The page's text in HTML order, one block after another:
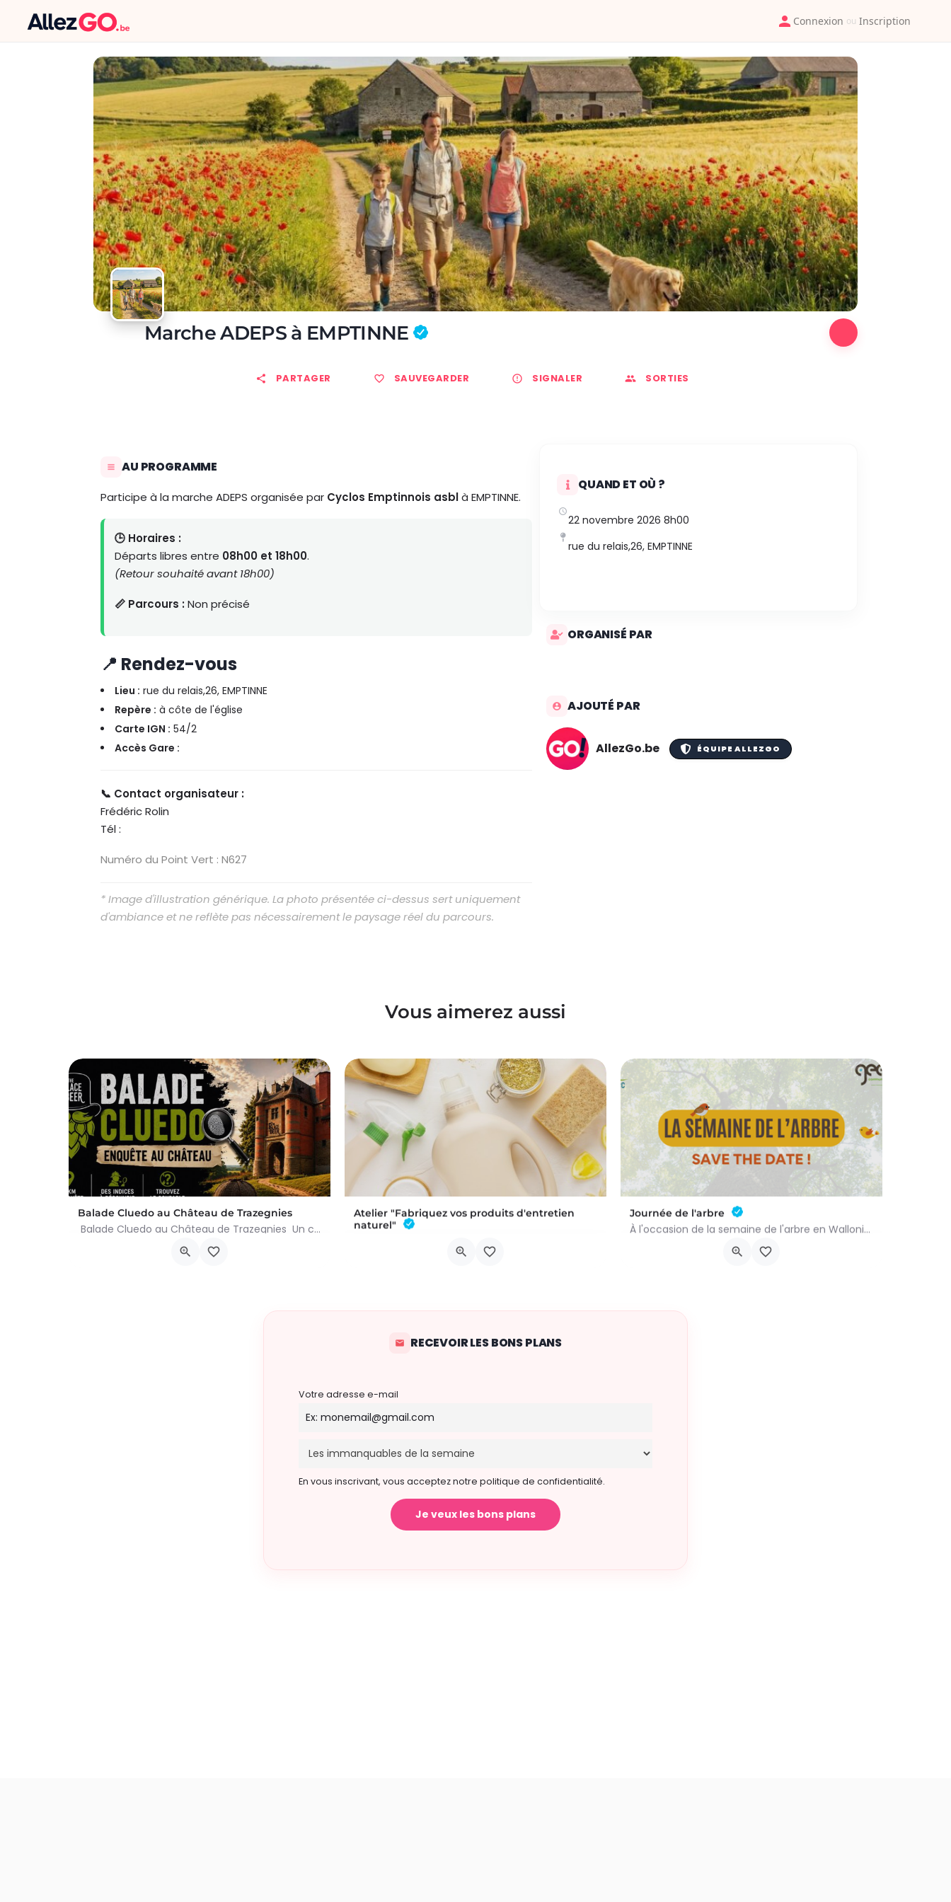
Connexion ou Inscription
Marche ADEPS à EMPTINNE
PARTAGER SAUVEGARDER SIGNALER SORTIES
AU PROGRAMME
Participe à la marche ADEPS organisée par Cyclos Emptinnois asblà EMPTINNE.
🕒 Horaires :
Départs libres entre 08h00 et 18h00.
(Retour souhaité avant 18h00)
📏 Parcours :Non précisé
📍 Rendez-vous
Lieu : rue du relais,26, EMPTINNE
Repère : à côte de l'église
Carte IGN : 54/2
Accès Gare :
📞 Contact organisateur :
Frédéric Rolin
Tél :
Numéro du Point Vert : N627
* Image d'illustration générique. La photo présentée ci-dessus sert uniquement
d'ambiance et ne reflète pas nécessairement le paysage réel du parcours.
QUAND ET OÙ ?
22 novembre 2026 8h00
rue du relais,26, EMPTINNE
ORGANISÉ PAR
AJOUTÉ PAR
AllezGo.be ÉQUIPE ALLEZGO
Vous aimerez aussi
Balade Cluedo au Château de Trazegnies
Balade Cluedo au Château de Trazegnies Un crime a été commis au Château de Trazegnies… À vous de résoudre…
Place Albert Ier, Courcelles
Atelier "Fabriquez vos produits d'entretien
naturel"
Journée de l'arbre
À l'occasion de la semaine de l'arbre en Wallonie, nous vous proposons l'annuelle distribution gratuite des…
RECEVOIR LES BONS PLANS
Votre adresse e-mail
En vous inscrivant, vous acceptez notre politique de confidentialité.